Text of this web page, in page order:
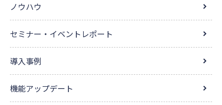
ノウハウ
セミナー・イベントレポート
導入事例
機能アップデート